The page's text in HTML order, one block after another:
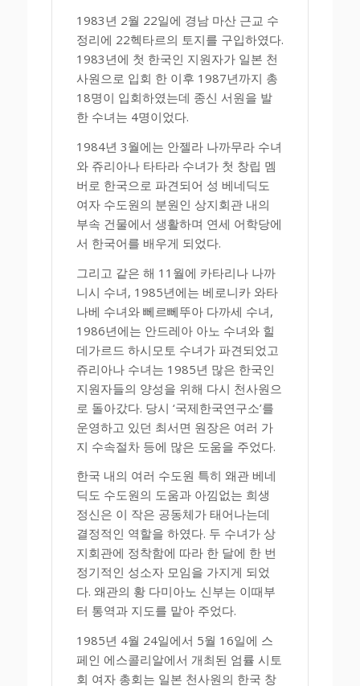
1983년 2월 22일에 경남 마산 근교 수
정리에 22헥타르의 토지를 구입하였다.
1983년에 첫 한국인 지원자가 일본 천
사원으로 입회 한 이후 1987년까지 총
18명이 입회하였는데 종신 서원을 발
한 수녀는 4명이었다.
1984년 3월에는 안젤라 나까무라 수녀
와 쥬리아나 타타라 수녀가 첫 창립 멤
버로 한국으로 파견되어 성 베네딕도
여자 수도원의 분원인 상지회관 내의
부속 건물에서 생활하며 연세 어학당에
서 한국어를 배우게 되었다.
그리고 같은 해 11월에 카타리나 나까
니시 수녀, 1985년에는 베로니카 와타
나베 수녀와 뻬르뻬뚜아 다까세 수녀,
1986년에는 안드레아 아노 수녀와 힐
데가르드 하시모토 수녀가 파견되었고
쥬리아나 수녀는 1985년 많은 한국인
지원자들의 양성을 위해 다시 천사원으
로 돌아갔다. 당시 ‘국제한국연구소’를
운영하고 있던 최서면 원장은 여러 가
지 수속절차 등에 많은 도움을 주었다.
한국 내의 여러 수도원 특히 왜관 베네
딕도 수도원의 도움과 아낌없는 희생
정신은 이 작은 공동체가 태어나는데
결정적인 역할을 하였다. 두 수녀가 상
지회관에 정착함에 따라 한 달에 한 번
정기적인 성소자 모임을 가지게 되었
다. 왜관의 황 다미아노 신부는 이때부
터 통역과 지도를 맡아 주었다.
1985년 4월 24일에서 5월 16일에 스
페인 에스콜리알에서 개최된 엄률 시토
회 여자 총회는 일본 천사원의 한국 창